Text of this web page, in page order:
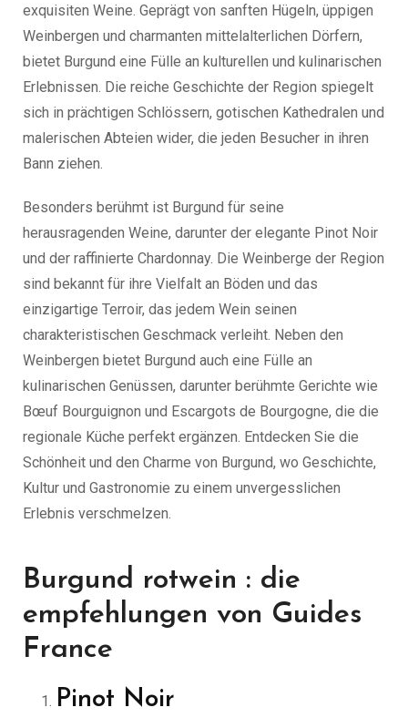
exquisiten Weine. Geprägt von sanften Hügeln, üppigen
Weinbergen und charmanten mittelalterlichen Dörfern,
bietet Burgund eine Fülle an kulturellen und kulinarischen
Erlebnissen. Die reiche Geschichte der Region spiegelt
sich in prächtigen Schlössern, gotischen Kathedralen und
malerischen Abteien wider, die jeden Besucher in ihren
Bann ziehen.
Besonders berühmt ist Burgund für seine
herausragenden Weine, darunter der elegante Pinot Noir
und der raffinierte Chardonnay. Die Weinberge der Region
sind bekannt für ihre Vielfalt an Böden und das
einzigartige Terroir, das jedem Wein seinen
charakteristischen Geschmack verleiht. Neben den
Weinbergen bietet Burgund auch eine Fülle an
kulinarischen Genüssen, darunter berühmte Gerichte wie
Bœuf Bourguignon und Escargots de Bourgogne, die die
regionale Küche perfekt ergänzen. Entdecken Sie die
Schönheit und den Charme von Burgund, wo Geschichte,
Kultur und Gastronomie zu einem unvergesslichen
Erlebnis verschmelzen.
Burgund rotwein : die
empfehlungen von Guides
France
Pinot Noir